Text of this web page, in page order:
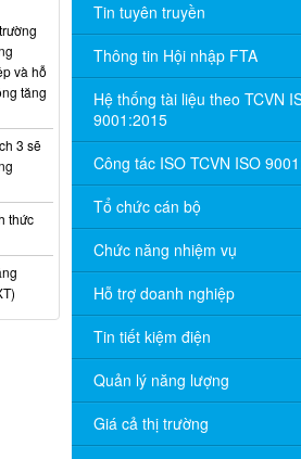
Tin tuyên truyền
Thông tin Hội nhập FTA
Hệ thống tài liệu theo TCVN
9001:2015
Công tác ISO TCVN ISO
Tổ chức cán bộ
Chức năng nhiệm vụ
Hỗ trợ doanh nghiệp
Tin tiết kiệm điện
Quản lý năng lượng
Giá cả thị trường
và hỗ
tăng
3 sẽ
thức